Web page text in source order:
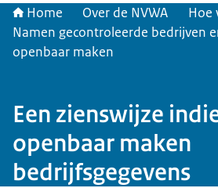
Home Over de NVWA
Hoe
Namen gecontroleerde bedrijven
openbaar maken
Een zienswijze
openbaar maken
bedrijfsgegevens